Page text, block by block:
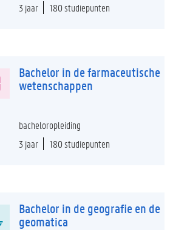
3 jaar
180 studiepunten
Bachelor in de farmaceutische
wetenschappen
bacheloropleiding
3 jaar
180 studiepunten
Bachelor in de geografie en de
geomatica